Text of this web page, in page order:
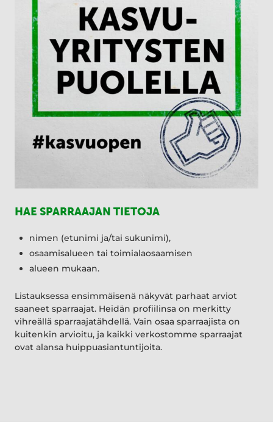
HAE SPARRAAJAN TIETOJA
nimen (etunimi ja/tai sukunimi),
osaamisalueen tai toimialaosaamisen
alueen mukaan.
Listauksessa ensimmäisenä näkyvät parhaat arviot
saaneet sparraajat. Heidän profiilinsa on merkitty
vihreällä sparraajatähdellä. Vain osaa sparraajista on
kuitenkin arvioitu, ja kaikki verkostomme sparraajat
ovat alansa huippuasiantuntijoita.